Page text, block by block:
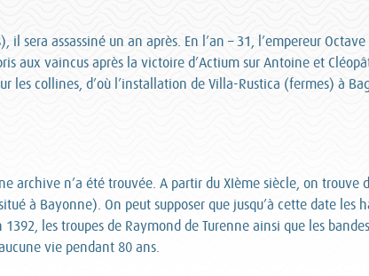
il sera assassiné un an après. En l’an – 31, l’empereur
aux vaincus après la victoire d’Actium sur Antoine et
les collines, d’où l’installation de Villa-Rustica (fermes) à
archive n’a été trouvée. A partir du XIème siècle, on
à Bayonne). On peut supposer que jusqu’à cette date
les troupes de Raymond de Turenne ainsi que les
vie pendant 80 ans.